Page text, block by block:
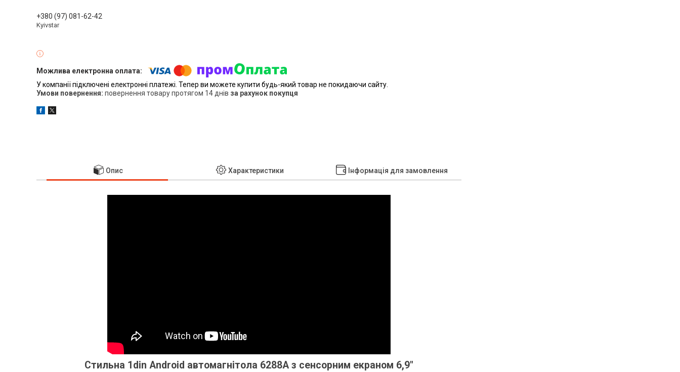
+380 (97) 081-62-42
Kyivstar
У компанії підключені електронні платежі. Тепер ви можете купити будь-який товар не покидаючи сайту.
повернення товару протягом 14 днів за рахунок покупця
Опис Характеристики Інформація для замовлення
Стильна 1din Android автомагнітола 6288A з сенсорним екраном 6,9"